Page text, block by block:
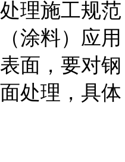
理施工规范
涂料）应用
面，要对钢
处理，具体